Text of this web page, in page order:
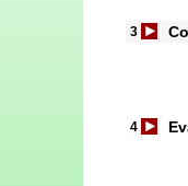
3
4